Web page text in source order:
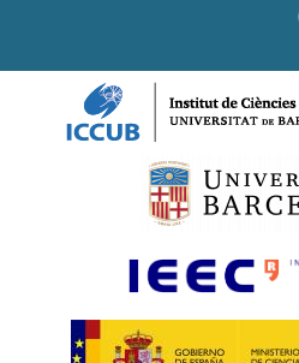
Logos footer